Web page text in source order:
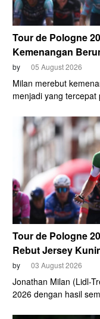
Tour de Pologne
Kemenangan
by 05 August 2026
Milan merebut
menjadi yang
Tour de Pologne
Rebut Jersey
by 03 August 2026
Jonathan Milan (Lidl-
2026 dengan hasil